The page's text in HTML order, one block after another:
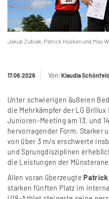
Jakub Zubiak, Patrick Hüsken und Max
17.06.2026 Von: Klaudia
Unter schwierigen äußeren
die Mehrkämpfer der LG
Junioren-Meeting am 13. und
hervorragender Form. Starker
von über 3 m/s erschwerte
und Sprungdisziplinen
die Leistungen der
Allen voran überzeugtePatrick
starken fünften Platz im